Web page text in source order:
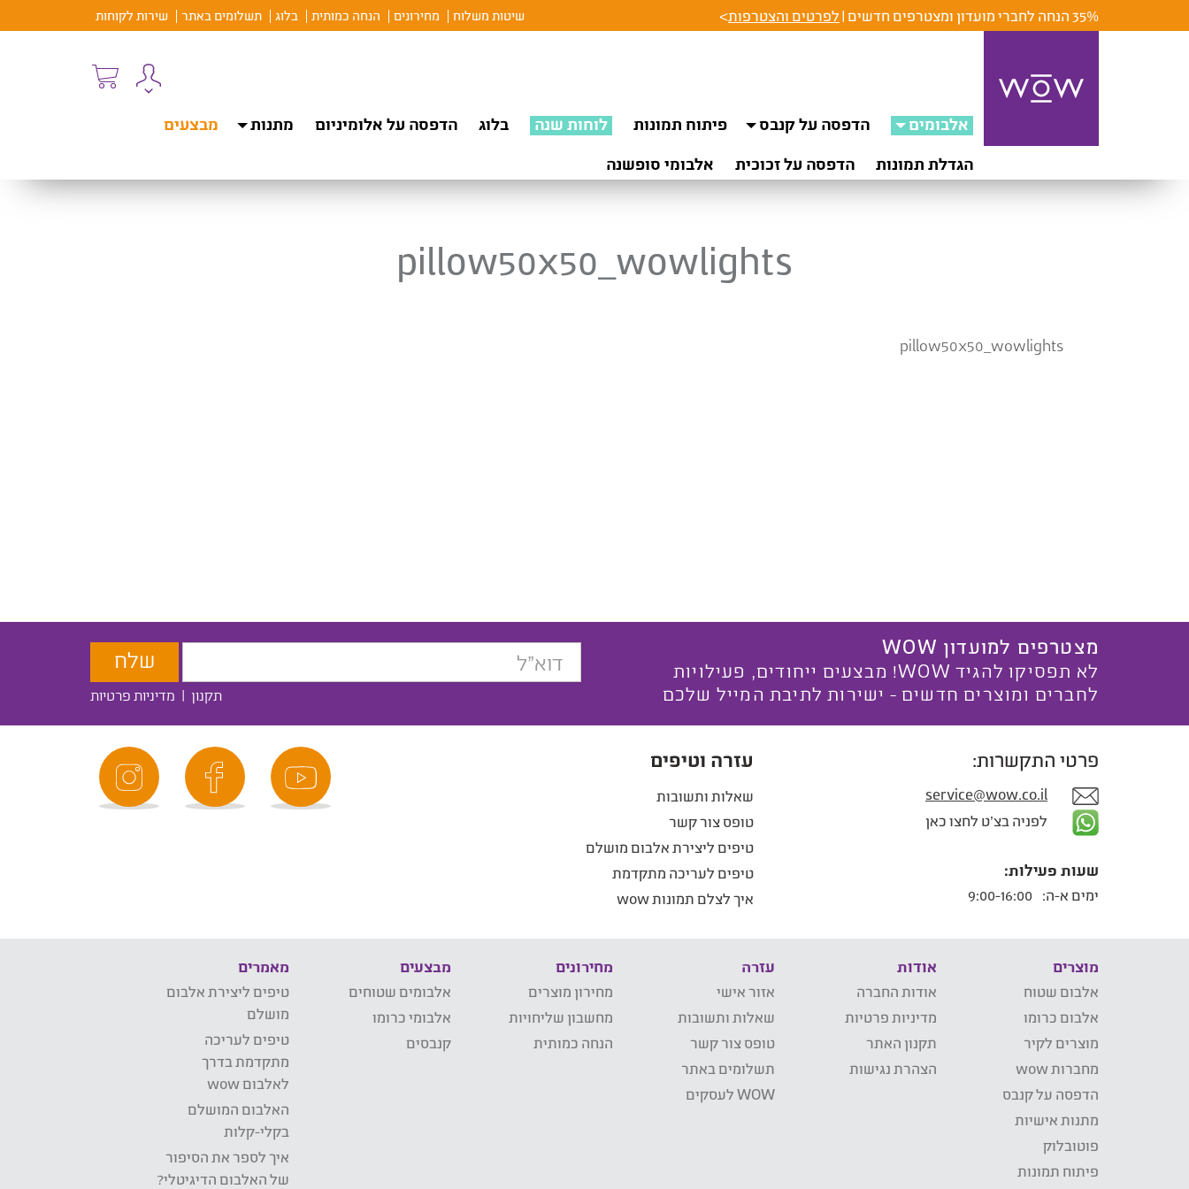
35% הנחה לחברי מועדון ומצטרפים חדשים | לפרטים והצטרפות> שיטות משלוח מחירונים הנחה כמותית בלוג תשלומים באתר שירות לקוחות
אלבומים הדפסה על קנבס פיתוח תמונות לוחות שנה בלוג הדפסה על אלומיניום מתנות
מבצעים
הגדלת תמונות
הדפסה על זכוכית אלבומי סופשנה
pillow50x50_wowlights
pillow50x50_wowlights
מצטרפים למועדון WOW
לא תפסיקו להגיד WOW! מבצעים ייחודים, פעילויות
לחברים ומוצרים חדשים - ישירות לתיבת המייל שלכם
תקנון | מדיניות פרטיות
פרטי התקשרות:
service@wow.co.il
לפניה בצ'ט לחצו כאן
שעות פעילות:
ימים א-ה:
עזרה וטיפים
שאלות ותשובות
טופס צור קשר
טיפים ליצירת אלבום מושלם
טיפים לעריכה מתקדמת
איך לצלם תמונות wow
מוצרים
אלבום שטוח
אלבום כרומו
מוצרים לקיר
מחברות wow
הדפסה על קנבס
מתנות אישיות
פוטובלוק
פיתוח תמונות
אודות
אודות החברה
מדיניות פרטיות
תקנון האתר
הצהרת נגישות
עזרה
אזור אישי
שאלות ותשובות
טופס צור קשר
תשלומים באתר
WOW לעסקים
מחירונים
מחירון מוצרים
מחשבון שליחויות
הנחה כמותית
מבצעים
אלבומים שטוחים
אלבומי כרומו
קנבסים
מאמרים
טיפים ליצירת אלבום
מושלם
טיפים לעריכה
מתקדמת בדרך
לאלבום wow
האלבום המושלם
בקלי-קלות
איך לספר את הסיפור
של האלבום הדיגיטלי?